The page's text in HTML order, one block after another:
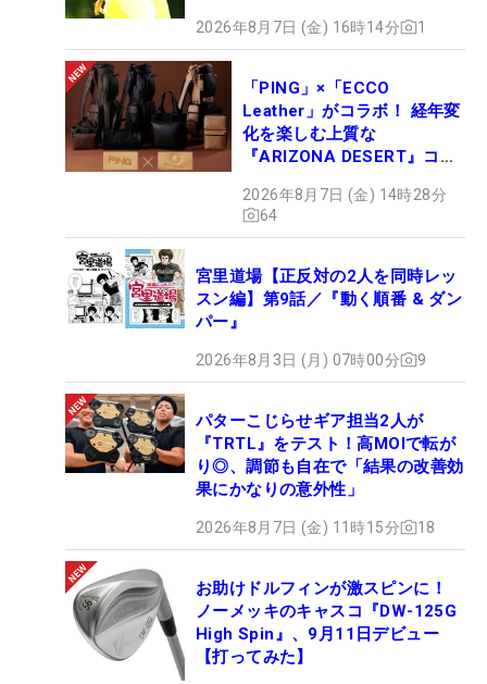
2026年8月7日 (金) 16時14分 1
「PING」×「ECCO
Leather」がコラボ！ 経年変
化を楽しむ上質な
『ARIZONA DESERT』コレ
ュー
2026年8月7日 (金) 14時28分
64
宮里道場【正反対の2人を同時レッ
スン編】第9話／『動く順番 & ダン
パー』
2026年8月3日 (月) 07時00分 9
パターこじらせギア担当2人が
『TRTL』をテスト！高MOIで転が
り◎、調節も自在で「結果の改善効
果にかなりの意外性」
2026年8月7日 (金) 11時15分 18
お助けドルフィンが激スピンに！
ノーメッキのキャスコ『DW-125G
High Spin』、9月11日デビュー
【打ってみた】